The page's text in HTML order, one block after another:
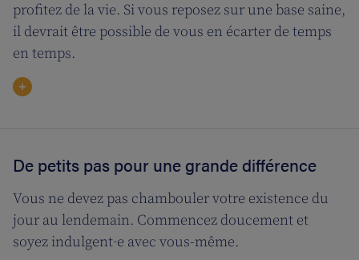
profitez de la vie. Si vous reposez sur une base saine,
il devrait être possible de vous en écarter de temps
en temps.
De petits pas pour une grande différence
Vous ne devez pas chambouler votre existence du
jour au lendemain. Commencez doucement et
soyez indulgent·e avec vous-même.